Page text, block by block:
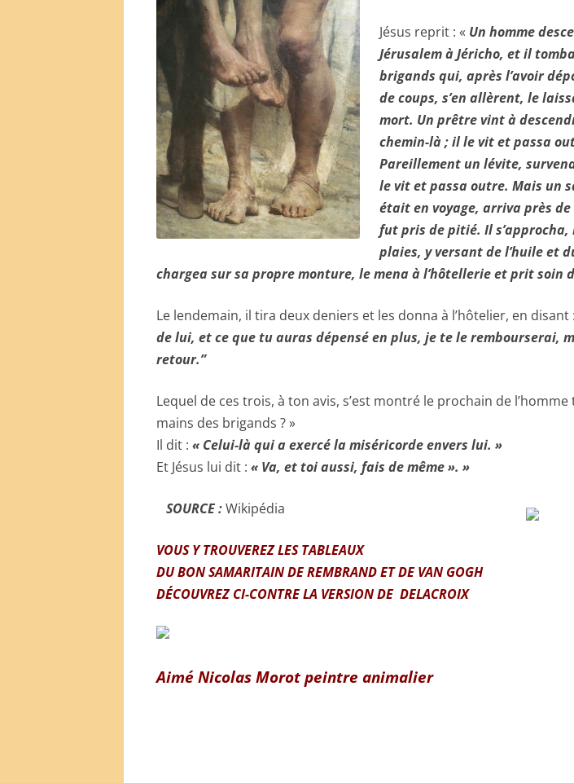
Jésus reprit : « Un homme
Jérusalem à Jéricho, et il
brigands qui, après l’avoir
de coups, s’en allèrent, le
mort. Un prêtre vint à
chemin-là ; il le vit et passa
Pareillement un lévite,
le vit et passa outre. Mais un
était en voyage, arriva près
fut pris de pitié. Il s’approcha,
plaies, y versant de l’huile et
chargea sur sa propre monture, le mena à l’hôtellerie et prit soin
Le lendemain, il tira deux deniers et les donna à l’hôtelier, en disant :
de lui, et ce que tu auras dépensé en plus, je te le rembourserai,
retour.”
Lequel de ces trois, à ton avis, s’est montré le prochain de
mains des brigands ? »
Il dit : « Celui-là qui a exercé la miséricorde envers lui. »
Et Jésus lui dit : « Va, et toi aussi, fais de même ». »
SOURCE :Wikipédia
VOUS Y TROUVEREZ LES TABLEAUX
DU BON SAMARITAIN DE REMBRAND ET DE VAN GOGH
DÉCOUVREZ CI-CONTRE LA VERSION DE DELACROIX
Aimé Nicolas Morot peintre animalier